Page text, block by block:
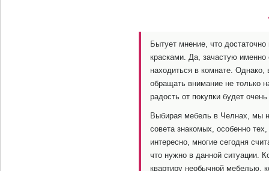
Бытует мнение, что
красками. Да, зачастую
находиться в комнате.
обращать внимание не только
радость от покупки будет
Выбирая мебель в Челнах, мы
совета знакомых, особенно
интересно, многие сегодня
что нужно в данной ситуации.
квартиру необычной мебелью,